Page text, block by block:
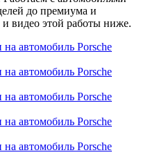
до премиума и
видео этой работы ниже.